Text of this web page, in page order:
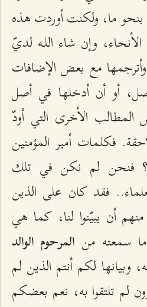
بنحو ما، ولكنت أوردت هذه
وإن شاء اللـه لديّ
وأترجمها مع بعض الإضافات
أو أن أدخلها في أصل
الأخرى التي أودّ
فكلمات أمير المؤمنين
فنحن لم نكن في تلك
فقد كان على الذين
أن يبيّنوا لنا، كما هي
سمعته من المرحوم الوالد
وبيانها لكم أنتم الذين لم
لم تلتقوا به، نعم بعضكم